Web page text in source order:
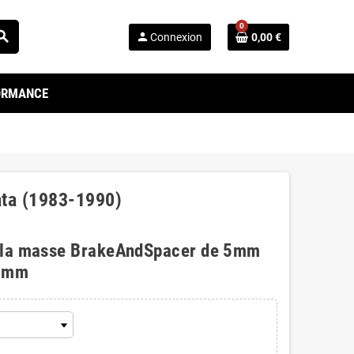
person Connexion
0
0,00 €
(1983-1990)
masse BrakeAndSpacer de 5mm